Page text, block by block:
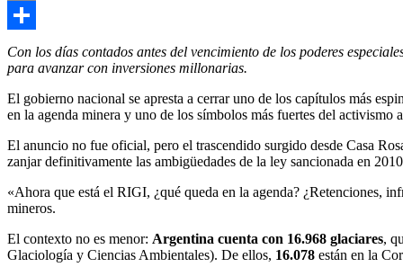
Email
Compartir
Con los días contados antes del vencimiento de los poderes
para avanzar con inversiones millonarias.
El gobierno nacional se apresta a cerrar uno de los capítulos más
en la agenda minera y uno de los símbolos más fuertes del activismo
El anuncio no fue oficial, pero el trascendido surgido desde Casa
zanjar definitivamente las ambigüedades de la ley sancionada en
«Ahora que está el RIGI, ¿qué queda en la agenda? ¿Retenciones,
mineros.
El contexto no es menor: Argentina cuenta con 16.968 glaciares,
Glaciología y Ciencias Ambientales). De ellos, 16.078 están en la